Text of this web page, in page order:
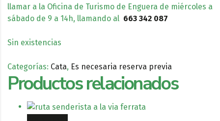
llamar a la Oficina de Turismo de Enguera de miércoles a
sábado de 9 a 14h, llamando al 663 342 087
Sin existencias
Categorías: Cata, Es necesaria reserva previa
Productos relacionados